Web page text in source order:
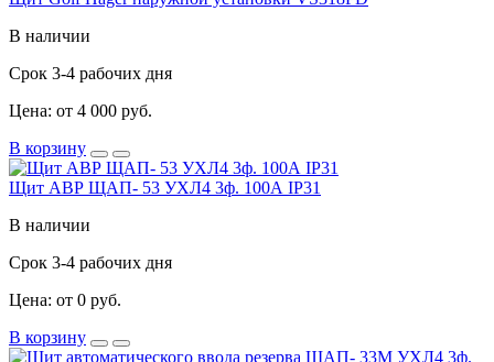
В наличии
Срок 3-4 рабочих дня
Цена: от 4 000 руб.
В корзину
Щит АВР ЩАП- 53 УХЛ4 3ф. 100А IP31
В наличии
Срок 3-4 рабочих дня
Цена: от 0 руб.
В корзину